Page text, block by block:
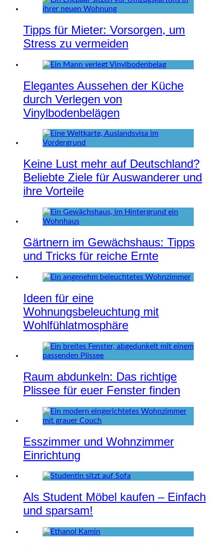
Tipps für Mieter: Vorsorgen, um
Stress zu vermeiden
Elegantes Aussehen der Küche
durch Verlegen von
Vinylbodenbelägen
Keine Lust mehr auf Deutschland?
Beliebte Ziele für Auswanderer und
ihre Vorteile
Gärtnern im Gewächshaus: Tipps
und Tricks für reiche Ernte
Ideen für eine
Wohnungsbeleuchtung mit
Wohlfühlatmosphäre
Raum abdunkeln: Das richtige
Plissee für euer Fenster finden
Esszimmer und Wohnzimmer
Einrichtung
Als Student Möbel kaufen – Einfach
und sparsam!